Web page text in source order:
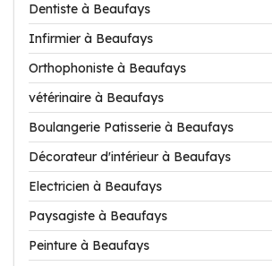
Dentiste à Beaufays
Infirmier à Beaufays
Orthophoniste à Beaufays
vétérinaire à Beaufays
Boulangerie Patisserie à Beaufays
Décorateur d'intérieur à Beaufays
Electricien à Beaufays
Paysagiste à Beaufays
Peinture à Beaufays